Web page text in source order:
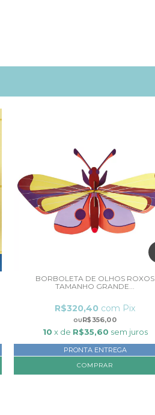
BORBOLETA DE OLHOS ROXOS
TAMANHO GRANDE...
R$356,00
R$320,40 com Pix
10 x de R$35,60 sem juros
PRONTA ENTREGA